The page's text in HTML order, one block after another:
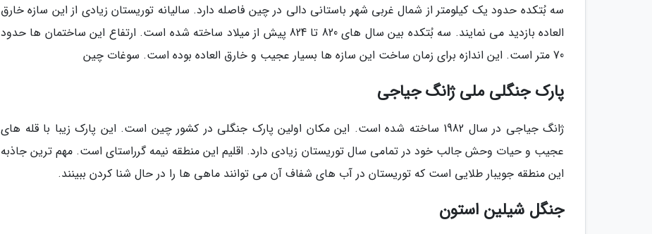
سه بُتکده حدود یک کیلومتر از شمال غربی شهر باستانی دالی در چین فاصله دارد. سالیانه توریستان زیادی از این سازه خارق
العاده بازدید می نمایند. سه بُتکده بین سال های 820 تا 824 پیش از میلاد ساخته شده است. ارتفاع این ساختمان ها حدود
70 متر است. این اندازه برای زمان ساخت این سازه ها بسیار عجیب و خارق العاده بوده است. سوغات چین
پارک جنگلی ملی ژانگ جیاجی
ژانگ جیاجی در سال 1982 ساخته شده است. این مکان اولین پارک جنگلی در کشور چین است. این پارک زیبا با قله های
عجیب و حیات وحش جالب خود در تمامی سال توریستان زیادی دارد. اقلیم این منطقه نیمه گرراستای است. مهم ترین جاذبه
این منطقه جویبار طلایی است که توریستان در آب های شفاف آن می توانند ماهی ها را در حال شنا کردن ببینند.
جنگل شیلین استون